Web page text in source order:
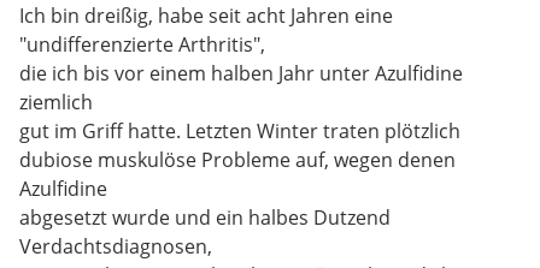
Ich bin dreißig, habe seit acht Jahren eine
"undifferenzierte Arthritis",
die ich bis vor einem halben Jahr unter Azulfidine
ziemlich
gut im Griff hatte. Letzten Winter traten plötzlich
dubiose muskulöse Probleme auf, wegen denen
Azulfidine
abgesetzt wurde und ein halbes Dutzend
Verdachtsdiagnosen,